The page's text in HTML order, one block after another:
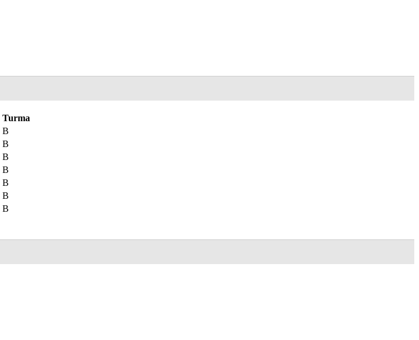
Turma
B
B
B
B
B
B
B